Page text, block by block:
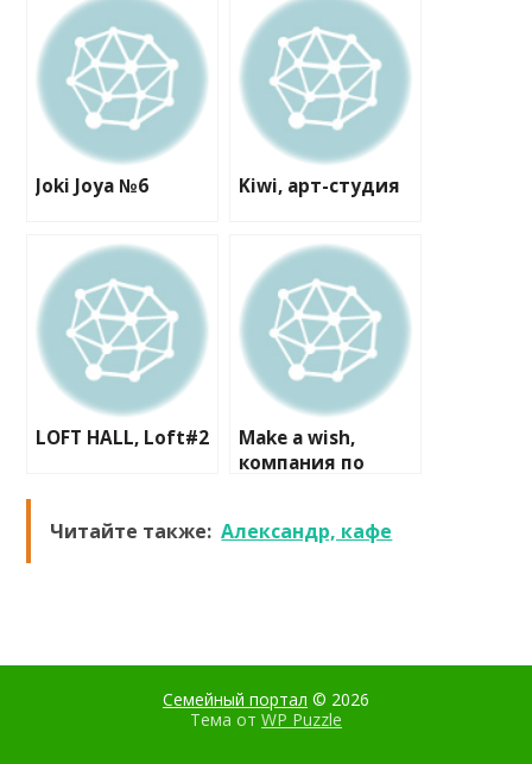
Joki Joya №6 Kiwi, арт-студия
LOFT HALL, Loft#2
Make a wish,
компания по
Читайте также: Александр, кафе
Семейный портал © 2026
Тема от WP Puzzle